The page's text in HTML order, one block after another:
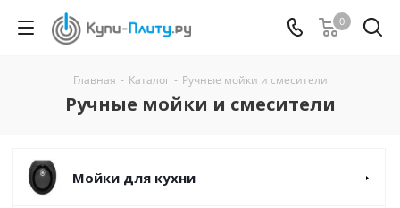
0
Главная - Каталог - Ручные мойки и смесители
Ручные мойки и смесители
Мойки для кухни